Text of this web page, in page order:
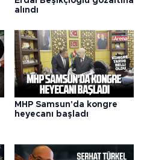
alındı
MHP Samsun'da kongre
heyecanı başladı